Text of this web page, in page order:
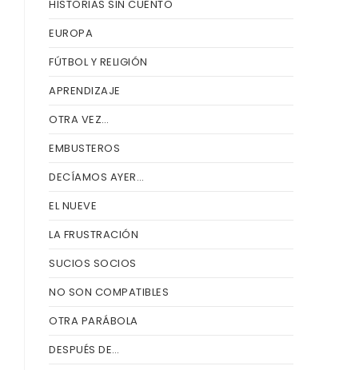
HISTORIAS SIN CUENTO
EUROPA
FÚTBOL Y RELIGIÓN
APRENDIZAJE
OTRA VEZ…
EMBUSTEROS
DECÍAMOS AYER…
EL NUEVE
LA FRUSTRACIÓN
SUCIOS SOCIOS
NO SON COMPATIBLES
OTRA PARÁBOLA
DESPUÉS DE…